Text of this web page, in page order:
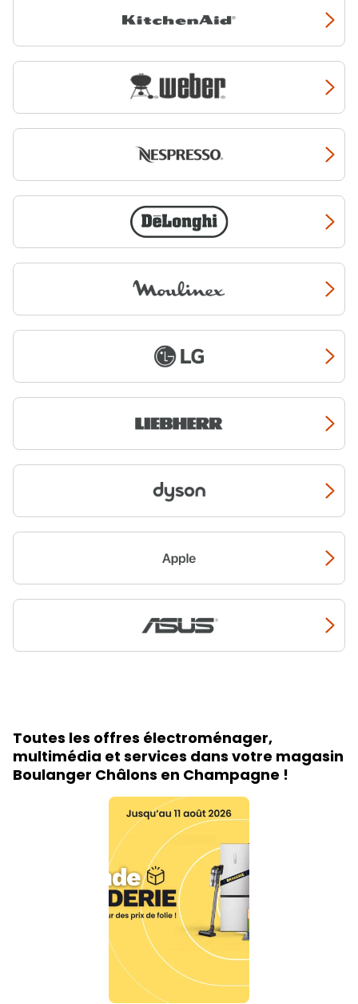
cuisiniers que pâtissiers,
Kenwood propose également
une large gamme derobots
multifonctionadaptés à tous
débutant en cuisine et
souhaitez un produit
compact, découvrez lerobot
MultiPro Go: De la taille d’un
polyvalence d’un robot
simplement d’un seul clic,
sans vous poser de question
sur la vitesse ou le temps de
préparation, nous vous
proposons la dernière
MultiPro OneTouch
pèse et est fourni avec les
accessoires nécessaires
pour cuisiner de l’apéritif au
dessert. $Spécialiste de la
préparateurs culinaires ou
produits du petit déjeuner.
Venez découvrir en magasin
nos mini-hachoirs ou nos
Toutes les offres électroménager,
multimédia et services dans votre magasin
Boulanger Châlons en Champagne !